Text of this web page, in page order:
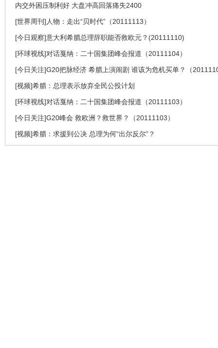
内交外困压制利好 大盘冲高回落痛失2400
[世界周刊]人物：走出“贝时代”（20111113）
[今日观察]意大利希腊总理辞职能否救欧元？(20111110)
[环球视线]对话戛纳：二十国集团峰会报道（20111104）
[今日关注]G20把脉经济 希腊上演闹剧 谁该为危机买单？（
[视频]希腊：总理表示放弃全民公投计划
[环球视线]对话戛纳：二十国集团峰会报道（20111103）
[今日关注]G20峰会 救欧洲？救世界？（20111103）
[视频]希腊：求援到公决 总理为何“出尔反尔”？